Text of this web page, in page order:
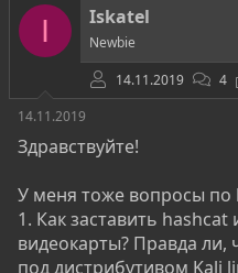
I Iskatel
Newbie
14.11.2019
4
14.11.2019
Здравствуйте!
У меня тоже вопросы по
1. Как заставить
видеокарты? Правда ли,
под дистрибутивом Kali